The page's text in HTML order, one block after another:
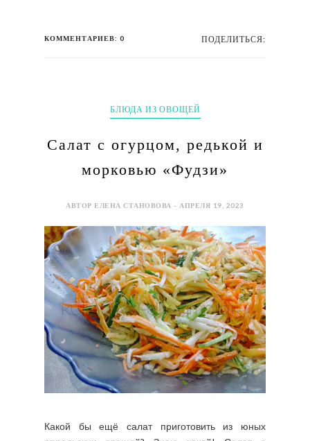
КОММЕНТАРИЕВ: 0 ПОДЕЛИТЬСЯ:
БЛЮДА ИЗ ОВОЩЕЙ
Салат с огурцом, редькой и
морковью «Фудзи»
АВТОР ЕЛЕНА СТАНОВОВА - АПРЕЛЯ 19, 2023
Какой бы ещё салат приготовить из юных